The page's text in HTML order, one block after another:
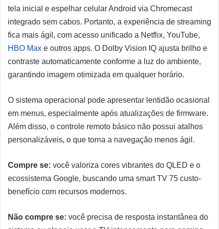
tela inicial e espelhar celular Android via Chromecast
integrado sem cabos. Portanto, a experiência de streaming
fica mais ágil, com acesso unificado a Netflix, YouTube,
HBO Max e outros apps. O Dolby Vision IQ ajusta brilho e
contraste automaticamente conforme a luz do ambiente,
garantindo imagem otimizada em qualquer horário.
O sistema operacional pode apresentar lentidão ocasional
em menus, especialmente após atualizações de firmware.
Além disso, o controle remoto básico não possui atalhos
personalizáveis, o que torna a navegação menos ágil.
Compre se: você valoriza cores vibrantes do QLED e o
ecossistema Google, buscando uma smart TV 75 custo-
benefício com recursos modernos.
Não compre se: você precisa de resposta instantânea do